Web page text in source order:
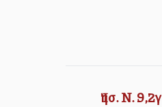
Ἰησ. Ν. 9,2γ